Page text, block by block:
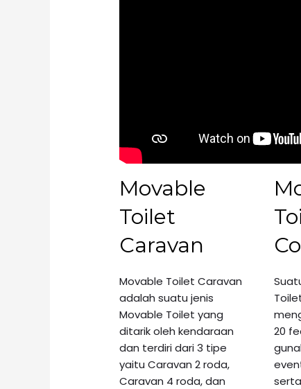
Movable
Toilet
Caravan
Movable Toilet Caravan
adalah suatu jenis
Movable Toilet yang
ditarik oleh kendaraan
dan terdiri dari 3 tipe
yaitu Caravan 2 roda,
Caravan 4 roda, dan
20